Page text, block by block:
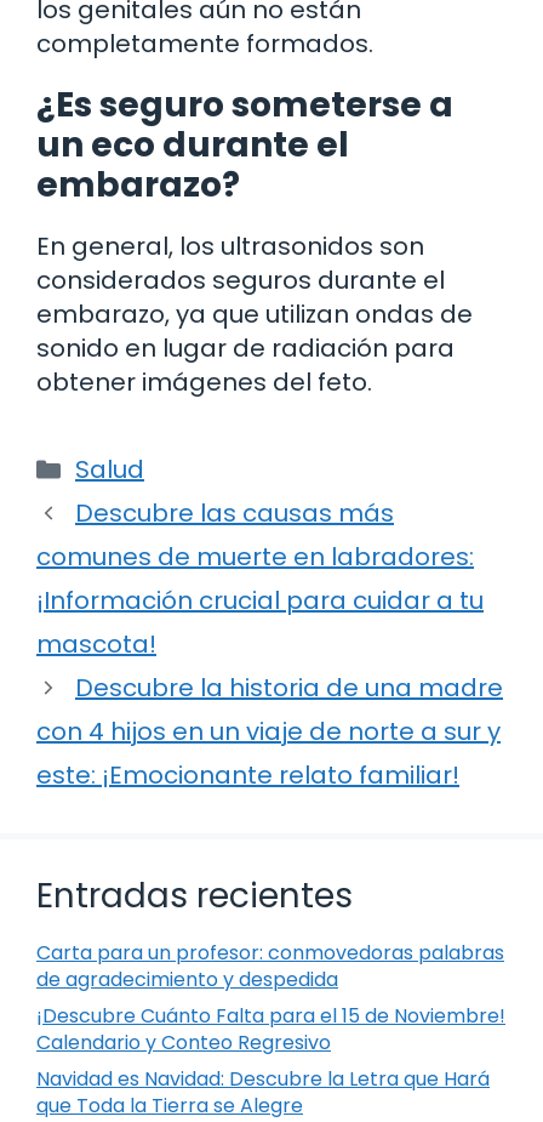
los genitales aún no están
completamente formados.
¿Es seguro someterse a
un eco durante el
embarazo?
En general, los ultrasonidos son
considerados seguros durante el
embarazo, ya que utilizan ondas de
sonido en lugar de radiación para
obtener imágenes del feto.
Categorías
Salud
Descubre las causas más
comunes de muerte en labradores:
¡Información crucial para cuidar a tu
mascota!
Descubre la historia de una madre
con 4 hijos en un viaje de norte a sur y
este: ¡Emocionante relato familiar!
Entradas recientes
Carta para un profesor: conmovedoras palabras
de agradecimiento y despedida
¡Descubre Cuánto Falta para el 15 de Noviembre!
Calendario y Conteo Regresivo
Navidad es Navidad: Descubre la Letra que Hará
que Toda la Tierra se Alegre